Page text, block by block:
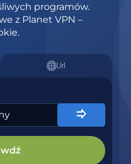
programów.
z Planet VPN –
Url